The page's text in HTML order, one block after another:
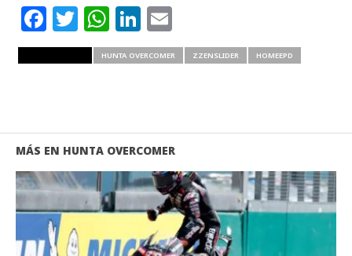
Facebook
Twitter
WhatsApp
LinkedIn
Email
HUNTA OVERCOMER ZZENSLIDER HOMEEPD
MÁS EN HUNTA OVERCOMER